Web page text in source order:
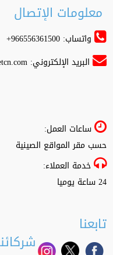
معلومات الإتصال
واتساب: 966556361500+
البريد الإلكتروني:
ساعات العمل:
حسب مقر المواقع الصينية
خدمة العملاء:
24 ساعة يوميا
تابعنا